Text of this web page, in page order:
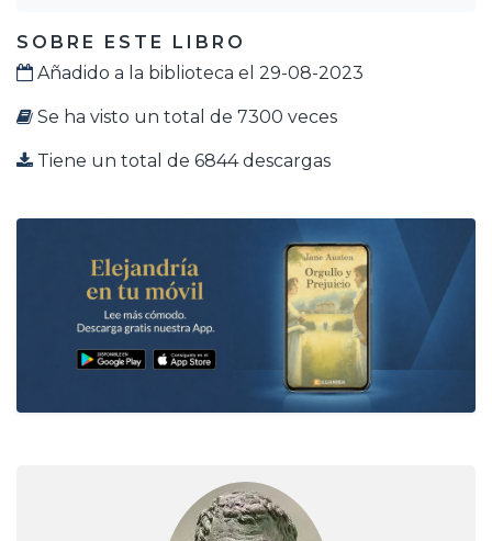
SOBRE ESTE LIBRO
Añadido a la biblioteca el 29-08-2023
Se ha visto un total de 7300 veces
Tiene un total de 6844 descargas